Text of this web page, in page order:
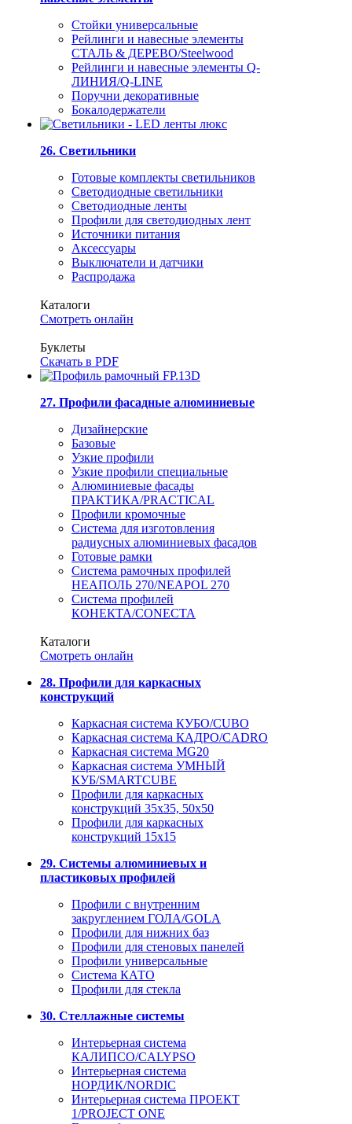
Стойки универсальные
Рейлинги и навесные элементы
СТАЛЬ & ДЕРЕВО/Steelwood
Рейлинги и навесные элементы Q-
ЛИНИЯ/Q-LINE
Поручни декоративные
Бокалодержатели
26. Светильники
Готовые комплекты светильников
Светодиодные светильники
Светодиодные ленты
Профили для светодиодных лент
Источники питания
Аксессуары
Выключатели и датчики
Распродажа
Каталоги
Смотреть онлайн
Буклеты
Скачать в PDF
27. Профили фасадные алюминиевые
Дизайнерские
Базовые
Узкие профили
Узкие профили специальные
Алюминиевые фасады
ПРАКТИКА/PRACTICAL
Профили кромочные
Система для изготовления
радиусных алюминиевых фасадов
Готовые рамки
Система рамочных профилей
НЕАПОЛЬ 270/NEAPOL 270
Система профилей
КОНЕКТА/CONECTA
Каталоги
Смотреть онлайн
28. Профили для каркасных
конструкций
Каркасная система КУБО/CUBO
Каркасная система КАДРО/CADRO
Каркасная система MG20
Каркасная система УМНЫЙ
КУБ/SMARTCUBE
Профили для каркасных
конструкций 35x35, 50x50
Профили для каркасных
конструкций 15х15
29. Системы алюминиевых и
пластиковых профилей
Профили с внутренним
закруглением ГОЛА/GOLA
Профили для нижних баз
Профили для стеновых панелей
Профили универсальные
Система КАТО
Профили для стекла
30. Стеллажные системы
Интерьерная система
КАЛИПСО/CALYPSO
Интерьерная система
НОРДИК/NORDIC
Интерьерная система ПРОЕКТ
1/PROJECT ONE